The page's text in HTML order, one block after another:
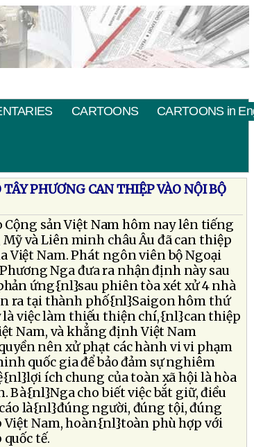
CARTOONS CARTOONS in
PHƯƠNG CAN THIỆP VÀO NỘI BỘ
Cộng sản Việt Nam hôm nay lên tiếng
và Liên minh châu Âu đã can thiệp
Việt Nam. Phát ngôn viên bộ Ngoại
Nga đưa ra nhận định này sau
ứng{nl}sau phiên tòa xét xử 4 nhà
ra tại thành phố{nl}Saigon hôm thứ
là việc làm thiếu thiện chí,{nl}can thiệp
Nam, và khẳng định Việt Nam
nên xử phạt các hành vi vi phạm
quốc gia để bảo đảm sự nghiêm
ích chung của toàn xã hội là hòa
Bà{nl}Nga cho biết việc bắt giữ, điều
là{nl}đúng người, đúng tội, đúng
Việt Nam, hoàn{nl}toàn phù hợp với
tế.